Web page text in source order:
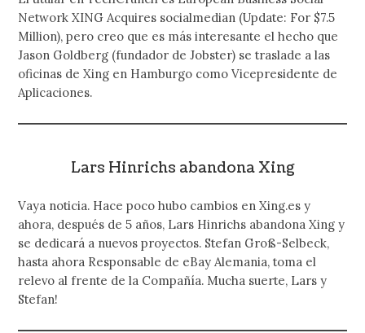
Network XING Acquires socialmedian (Update: For $7.5
Million), pero creo que es más interesante el hecho que
Jason Goldberg (fundador de Jobster) se traslade a las
oficinas de Xing en Hamburgo como Vicepresidente de
Aplicaciones.
Lars Hinrichs abandona Xing
Vaya noticia. Hace poco hubo cambios en Xing.es y
ahora, después de 5 años, Lars Hinrichs abandona Xing y
se dedicará a nuevos proyectos. Stefan Groß-Selbeck,
hasta ahora Responsable de eBay Alemania, toma el
relevo al frente de la Compañía. Mucha suerte, Lars y
Stefan!